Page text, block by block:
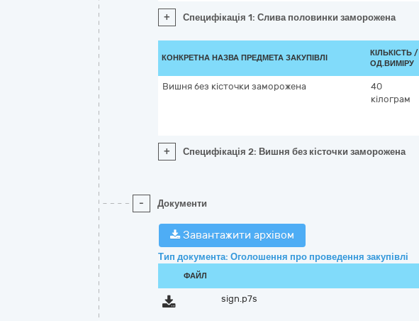
+ Специфікація 1: Слива половинки заморожена
КОНКРЕТНА НАЗВА ПРЕДМЕТА ЗАКУПІВЛІ
КІЛЬКІСТЬ /
ОД.ВИМІРУ
Вишня без кісточки заморожена
40
кілограм
+ Специфікація 2: Вишня без кісточки заморожена
- Документи
Завантажити архівом
Тип документа: Оголошення про проведення закупівлі
ФАЙЛ
sign.p7s